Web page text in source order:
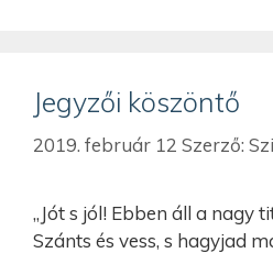
Jegyzői köszöntő
2019. február 12 Szerző:
„Jót s jól! Ebben áll a nagy
Szánts és vess, s hagyjad